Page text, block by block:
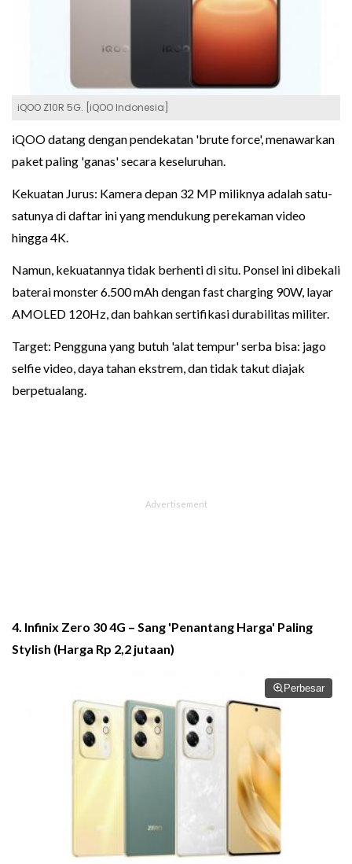
iQOO Z10R 5G. [iQOO Indonesia]
iQOO datang dengan pendekatan 'brute force', menawarkan
paket paling 'ganas' secara keseluruhan.
Kekuatan Jurus: Kamera depan 32 MP miliknya adalah satu-
satunya di daftar ini yang mendukung perekaman video
hingga 4K.
Namun, kekuatannya tidak berhenti di situ. Ponsel ini dibekali
baterai monster 6.500 mAh dengan fast charging 90W, layar
AMOLED 120Hz, dan bahkan sertifikasi durabilitas militer.
Target: Pengguna yang butuh 'alat tempur' serba bisa: jago
selfie video, daya tahan ekstrem, dan tidak takut diajak
berpetualang.
4. Infinix Zero 30 4G – Sang 'Penantang Harga' Paling
Stylish (Harga Rp 2,2 jutaan)
Perbesar